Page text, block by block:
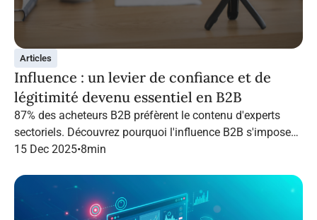
Articles
Influence : un levier de confiance et de
légitimité devenu essentiel en B2B
87% des acheteurs B2B préfèrent le contenu d'experts
sectoriels. Découvrez pourquoi l'influence B2B s'impose
en 2026 et comment structurer une campagne qui
15 Dec 2025•8min